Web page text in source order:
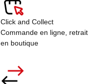
Click and Collect
Commande en ligne, retrait
en boutique